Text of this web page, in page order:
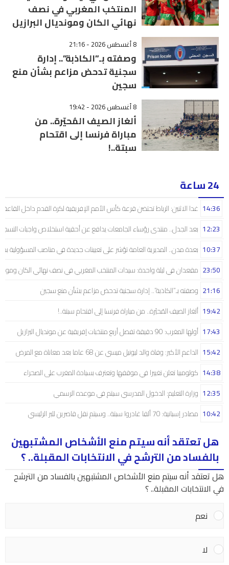
المنتخب المغربي في نصف
نهائي الكان ومونديال البرازيل
8 أغسطس 2026 - 21:16
وصفته بـ”الكاذبة”.. إدارة
سجنية تدحض مزاعم بشأن منع
سجين
8 أغسطس 2026 - 19:42
ألغاز الصيف المُحيّرة.. من
مباراة فرنسا إلى اقتحام
سبتة..!
24 ساعة
غدا الاثنين: الرباط تحتضن قرعة كأس الأمم الإفريقية لكرة القدم داخل القاعة 14:36
بعد الجدل.. منتدى رؤساء الجامعات يدافع عن أحقية استخلاص واجبات التسجيل 12:23
بعدة مدن.. المديرية العامة تؤشر على تعيينات جديدة في مناصب المسؤولية 10:37
مقعدان في ليلة واحدة: سيدات المنتخب المغربي في نصف نهائي الكان 23:50
وصفته بـ”الكاذبة”.. إدارة سجنية تدحض مزاعم بشأن منع سجين 21:16
ألغاز الصيف المُحيّرة.. من مباراة فرنسا إلى اقتحام سبتة..! 19:42
أولها المغرب: 90 دقيقة تفصل أربع منتخبات إفريقية عن مونديال البرازيل 17:43
الداعم الأكبر: وفاة والد ليونيل ميسي عن 68 عاما بعد معاناة مع المرض 15:42
كولومبيا تعلن تغييرا في موقفها وتعترف بسيادة المغرب على الصحراء 14:38
وزارة التعليم: الدخول المدرسي سیتم في موعده الرسمي 12:35
مصادر إسبانية: 70 ألفا غادروا سبتة.. وسيتم نقل قاصرين للبر الرئيسي 10:42
هل تعتقد أنه سيتم منع الأشخاص المشتبهين
بالفساد من الترشح في الانتخابات المقبلة.. ؟
هل تعتقد أنه سيتم منع الأشخاص المشتبهين بالفساد من الترشح
في الانتخابات المقبلة.. ؟
نعم
لا